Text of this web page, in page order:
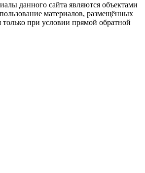
данного сайта являются объектами
материалов, размещённых
только при условии прямой обратной